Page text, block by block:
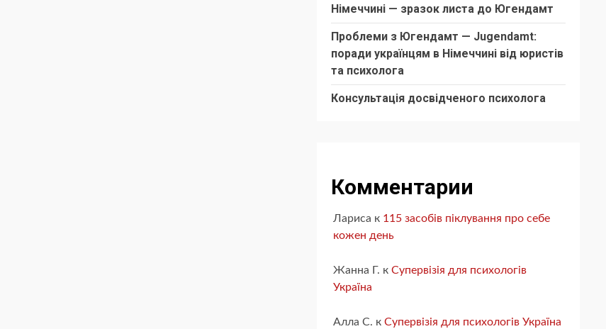
Німеччині — зразок листа до Югендамт
Проблеми з Югендамт — Jugendamt:
поради українцям в Німеччині від юристів
та психолога
Консультація досвідченого психолога
Комментарии
Лариса к 115 засобів піклування про себе
кожен день
Жанна Г. к Супервізія для психологів
Україна
Алла С. к Супервізія для психологів Україна